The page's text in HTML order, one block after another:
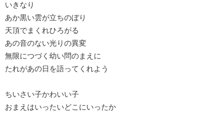
いきなり
あか黒い雲が立ちのぼり
天頂でまくれひろがる
あの音のない光りの異変
無限につづく幼い問のまえに
たれがあの日を語ってくれよう
ちいさい子かわいい子
おまえはいったいどこにいったか